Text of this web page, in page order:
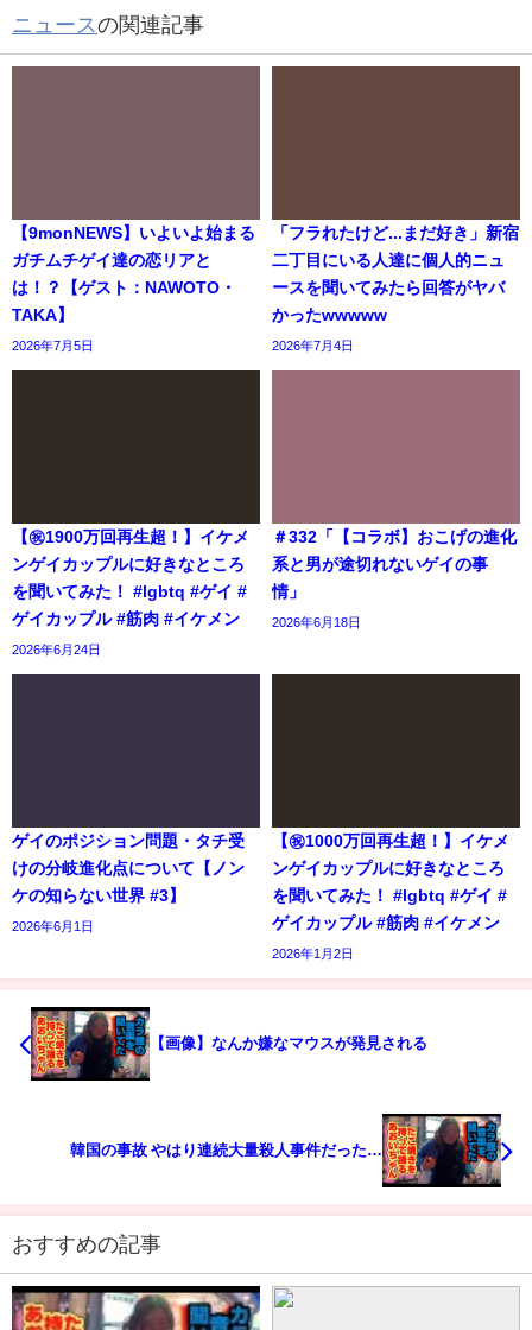
ニュースの関連記事
【9monNEWS】いよいよ始まる
ガチムチゲイ達の恋リアと
は！？【ゲスト：NAWOTO・
TAKA】
2026年7月5日
「フラれたけど...まだ好き」新宿
二丁目にいる人達に個人的ニュ
ースを聞いてみたら回答がヤバ
かったwwwww
2026年7月4日
【㊗️1900万回再生超！】イケメ
ンゲイカップルに好きなところ
を聞いてみた！ #lgbtq #ゲイ #
ゲイカップル #筋肉 #イケメン
2026年6月24日
＃332「【コラボ】おこげの進化
系と男が途切れないゲイの事
情」
2026年6月18日
ゲイのポジション問題・タチ受
けの分岐進化点について【ノン
ケの知らない世界 #3】
2026年6月1日
【㊗️1000万回再生超！】イケメ
ンゲイカップルに好きなところ
を聞いてみた！ #lgbtq #ゲイ #
ゲイカップル #筋肉 #イケメン
2026年1月2日
【画像】なんか嫌なマウスが発見される
韓国の事故 やはり連続大量殺人事件だった…
おすすめの記事